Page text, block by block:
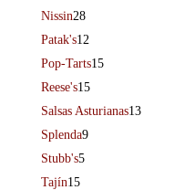
Nissin28
Patak's12
Pop-Tarts15
Reese's15
Salsas Asturianas13
Splenda9
Stubb's5
Tajín15